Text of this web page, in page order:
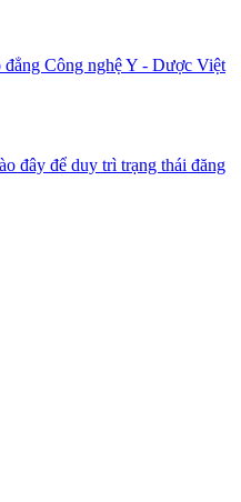
đẳng Công nghệ Y - Dược Việt
đây để duy trì trạng thái đăng